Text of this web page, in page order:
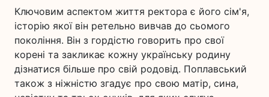
Ключовим аспектом життя ректора є його сім'я,
історію якої він ретельно вивчав до сьомого
покоління. Він з гордістю говорить про свої
корені та закликає кожну українську родину
дізнатися більше про свій родовід. Поплавський
також з ніжністю згадує про свою матір, сина,